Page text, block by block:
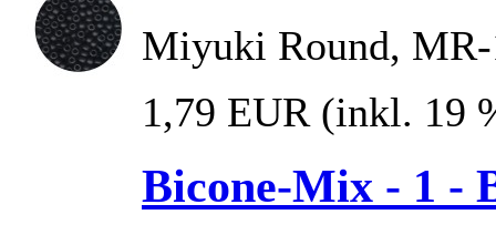
Miyuki Round, MR-
1,79 EUR (inkl. 19
Bicone-Mix - 1 -